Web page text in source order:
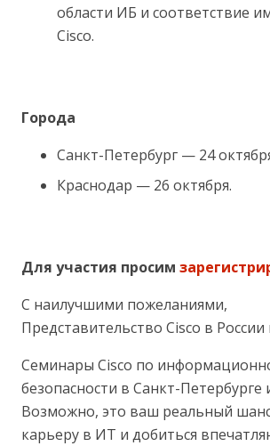
области ИБ и соответствие
Cisco.
Города
Санкт-Петербург — 24
Краснодар — 26 октября.
Для участия просим
С наилучшими пожеланиями,
Представительство Cisco в России
Семинары Cisco по
безопасности в Санкт-Петербурге
Возможно, это ваш реальный
карьеру в ИТ и добиться